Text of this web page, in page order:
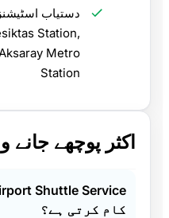
Station,
Metro
Station
اکثر پوچھے جانے
کام کرتی ہے؟